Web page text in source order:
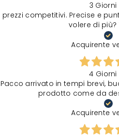
3 Giorni
prezzi competitivi. Precise e
volere di più?
Acquirente
4 Giorni
Pacco arrivato in tempi brevi,
prodotto come da
Acquirente